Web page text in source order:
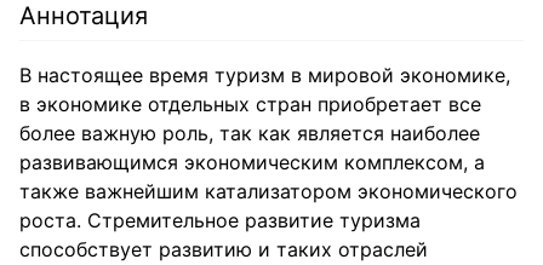
Аннотация
В настоящее время туризм в мировой экономике,
в экономике отдельных стран приобретает все
более важную роль, так как является наиболее
развивающимся экономическим комплексом, а
также важнейшим катализатором экономического
роста. Стремительное развитие туризма
способствует развитию и таких отраслей